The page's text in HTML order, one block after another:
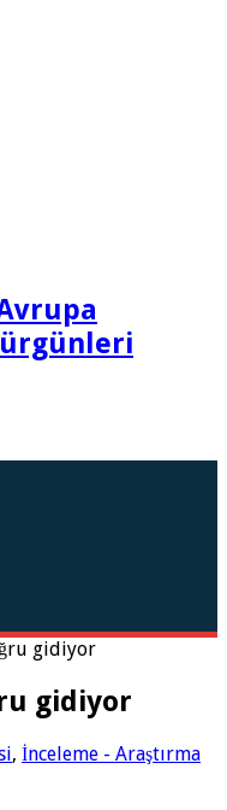
gidiyor
gidiyor
, İnceleme - Araştırma